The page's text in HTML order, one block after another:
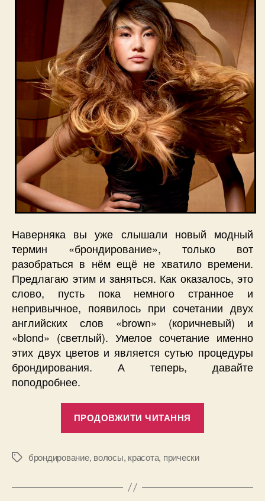
Наверняка вы уже слышали новый модный
термин «брондирование», только вот
разобраться в нём ещё не хватило времени.
Предлагаю этим и заняться. Как оказалось, это
слово, пусть пока немного странное и
непривычное, появилось при сочетании двух
английских слов «brown» (коричневый) и
«blond» (светлый). Умелое сочетание именно
этих двух цветов и является сутью процедуры
брондирования. А теперь, давайте
поподробнее.
ПРОДОВЖИТИ ЧИТАННЯ
Позначкиброндирование, волосы, красота, прически